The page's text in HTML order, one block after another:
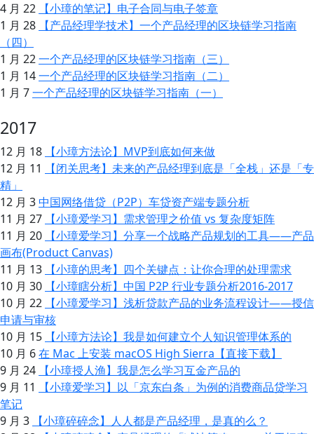
4 月 22
【小璋的笔记】电子合同与电子签章
1 月 28
【产品经理学技术】一个产品经理的区块链学习指南
（四）
1 月 22一个产品经理的区块链学习指南（三）
1 月 14一个产品经理的区块链学习指南（二）
1 月 7一个产品经理的区块链学习指南（一）
2017
12 月 18
【小璋方法论】MVP到底如何来做
12 月 11
【闭关思考】未来的产品经理到底是「全栈」还是「专
精」
12 月 3中国网络借贷（P2P）车贷资产端专题分析
11 月 27
【小璋爱学习】需求管理之价值 vs 复杂度矩阵
11 月 20
【小璋爱学习】分享一个战略产品规划的工具——产品
画布(Product Canvas)
11 月 13
【小璋的思考】四个关键点：让你合理的处理需求
10 月 30
【小璋瞎分析】中国 P2P 行业专题分析2016-2017
10 月 22
【小璋爱学习】浅析贷款产品的业务流程设计——授信
申请与审核
10 月 15
【小璋方法论】我是如何建立个人知识管理体系的
10 月 6在 Mac 上安装 macOS High Sierra【直接下载】
9 月 24
【小璋授人渔】我是怎么学习互金产品的
9 月 11
【小璋爱学习】以「京东白条」为例的消费商品贷学习
笔记
9 月 3
【小璋碎碎念】人人都是产品经理，是真的么？